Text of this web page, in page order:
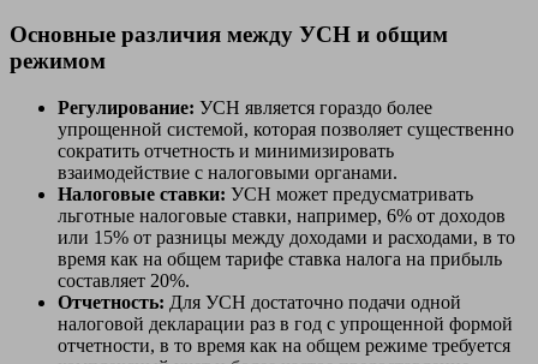
Основные различия между УСН и общим
режимом
Регулирование: УСН является гораздо более
упрощенной системой, которая позволяет существенно
сократить отчетность и минимизировать
взаимодействие с налоговыми органами.
Налоговые ставки: УСН может предусматривать
льготные налоговые ставки, например, 6% от доходов
или 15% от разницы между доходами и расходами, в то
время как на общем тарифе ставка налога на прибыль
составляет 20%.
Отчетность: Для УСН достаточно подачи одной
налоговой декларации раз в год с упрощенной формой
отчетности, в то время как на общем режиме требуется